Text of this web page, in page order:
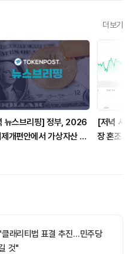
더보기
뉴스브리핑] 정부, 2026
개편안에서 가상자산 과
[저녁 시
장 혼조
래리티법 표결 추진…민주당
것"